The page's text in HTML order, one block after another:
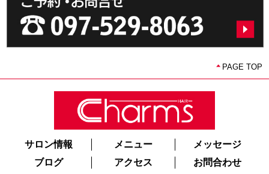
PAGE TOP
サロン情報 メニュー
メッセージ
ブログ
アクセス お問合わせ